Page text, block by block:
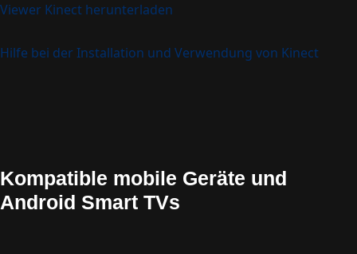
Viewer Kinect herunterladen
Hilfe bei der Installation und Verwendung von Kinect
Kompatible mobile Geräte und
Android Smart TVs